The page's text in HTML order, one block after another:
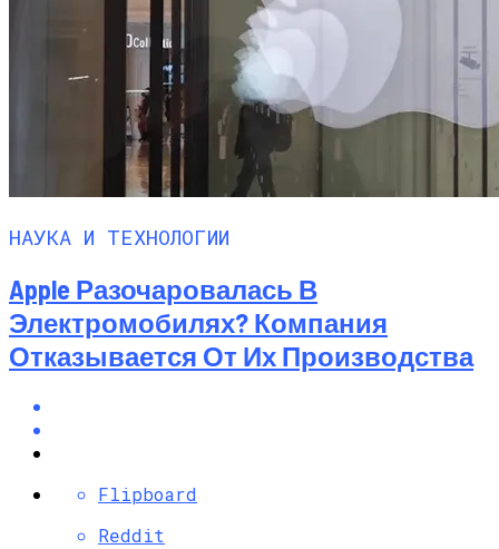
НАУКА И ТЕХНОЛОГИИ
Apple Разочаровалась В
Электромобилях? Компания
Отказывается От Их Производства
Flipboard
Reddit